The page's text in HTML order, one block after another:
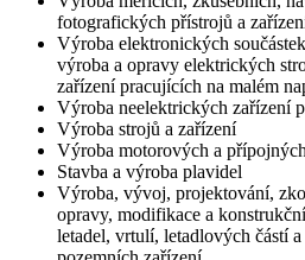
fotografických přístrojů a
Výroba elektronických
výroba a opravy elektrických
zařízení pracujících na malém
Výroba neelektrických zařízení
Výroba strojů a zařízení
Výroba motorových a
Stavba a výroba plavidel
Výroba, vývoj, projektování,
opravy, modifikace a
letadel, vrtulí, letadlových částí